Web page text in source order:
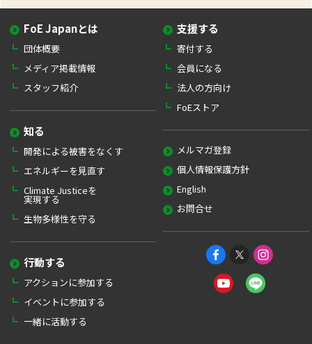
FoE Japanとは
団体概要
メディア掲載情報
スタッフ紹介
知る
開発による被害をなくす
エネルギーを見直す
Climate Justiceを
実現する
生物多様性を守る
行動する
アクションに参加する
イベントに参加する
一緒に活動する
支援する
寄付する
会員になる
法人の方向け
FoEストア
メルマガ登録
個人情報保護方針
English
お問合せ